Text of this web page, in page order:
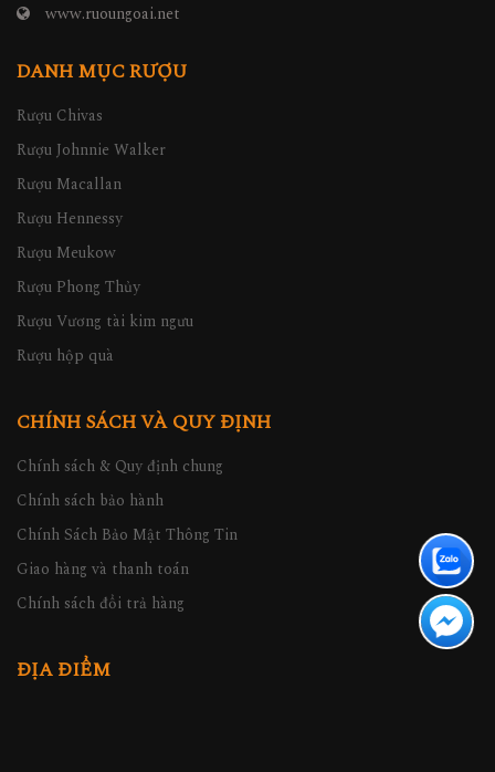
www.ruoungoai.net
DANH MỤC RƯỢU
Rượu Chivas
Rượu Johnnie Walker
Rượu Macallan
Rượu Hennessy
Rượu Meukow
Rượu Phong Thủy
Rượu Vương tài kim ngưu
Rượu hộp quà
CHÍNH SÁCH VÀ QUY ĐỊNH
Chính sách & Quy định chung
Chính sách bảo hành
Chính Sách Bảo Mật Thông Tin
Giao hàng và thanh toán
Chính sách đổi trả hàng
ĐỊA ĐIỂM